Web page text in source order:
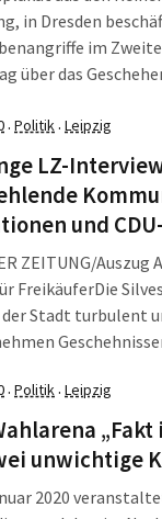
in Dresden
im
über das
L-IZ fasst
Leipzig und darüber
· Politik· Leipzig
LZ-
und
ZEITUNG/Auszug
FreikäuferDie
Stadt turbulent
um 0:15
erfolgenden
Kreuz
einer
Leipziger
· Politik· Leipzig
unwichtige
2020